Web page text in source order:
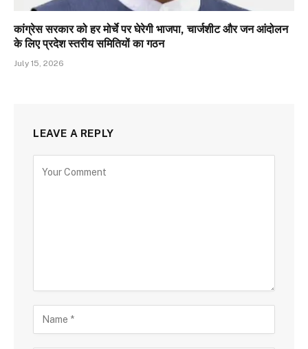
कांग्रेस सरकार को हर मोर्चे पर घेरेगी भाजपा, चार्जशीट और जन आंदोलन
के लिए प्रदेश स्तरीय समितियों का गठन
July 15, 2026
LEAVE A REPLY